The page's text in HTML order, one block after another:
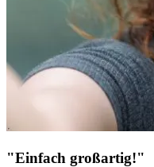
"Einfach großartig!"